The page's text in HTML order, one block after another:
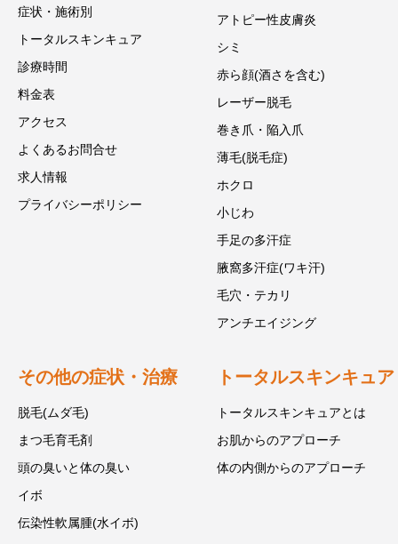
症状・施術別
トータルスキンキュア
診療時間
料金表
アクセス
よくあるお問合せ
求人情報
プライバシーポリシー
アトピー性皮膚炎
シミ
赤ら顔(酒さを含む)
レーザー脱毛
巻き爪・陥入爪
薄毛(脱毛症)
ホクロ
小じわ
手足の多汗症
腋窩多汗症(ワキ汗)
毛穴・テカリ
アンチエイジング
その他の症状・治療
脱毛(ムダ毛)
まつ毛育毛剤
頭の臭いと体の臭い
イボ
伝染性軟属腫(水イボ)
トータルスキンキュア
トータルスキンキュアとは
お肌からのアプローチ
体の内側からのアプローチ